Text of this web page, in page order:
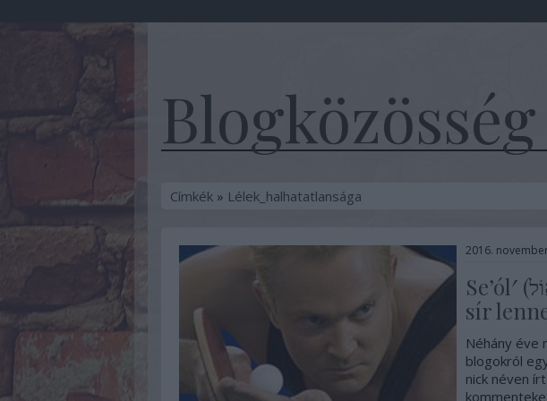
Címkék» Lélek_halhatatlansága
2016.
Se’ól′ (שְׁאוֹל) - pusztán a
sír
Néhány éve
blogokról
nick néven